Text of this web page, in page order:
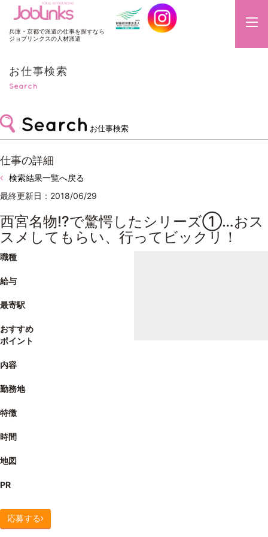
JobLinks
兵庫・京都で派遣の仕事を探すなら
ジョブリンクスの人材派遣
お仕事検索
Search
お仕事検索
仕事の詳細
検索結果一覧へ戻る
最終更新日：2018/06/29
西宮名物!?で驚愕したシリーズ①…おス
スメしてもらい、行ってビックリ！
職種
給与
最寄駅
おすすめ
ポイント
内容
勤務地
特徴
時間
地図
PR
応募する